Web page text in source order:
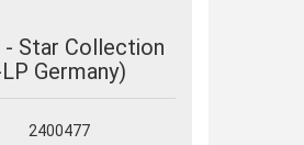
- Star Collection
Germany)
2400477